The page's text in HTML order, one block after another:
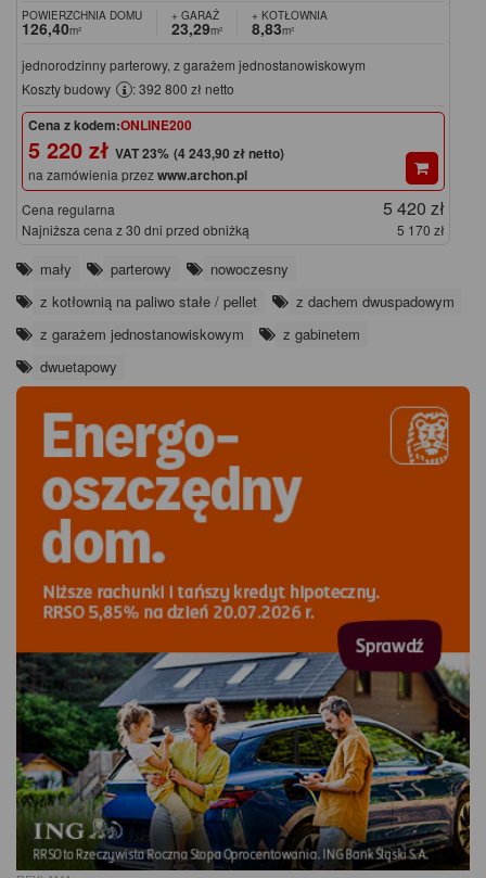
POWIERZCHNIA DOMU
126,40m²
+ GARAŻ
23,29m²
+ KOTŁOWNIA
8,83m²
jednorodzinny parterowy, z garażem jednostanowiskowym
Koszty budowy
: 392 800 zł netto
Cena z kodem:ONLINE200
5 220 zł (4 243,90 zł netto)
na zamówienia przezwww.archon.pl
Cena regularna 5 420 zł
Najniższa cena z 30 dni przed obniżką 5 170 zł
mały parterowy
nowoczesny
z kotłownią na paliwo stałe / pellet
z dachem dwuspadowym
z garażem jednostanowiskowym
z gabinetem
dwuetapowy